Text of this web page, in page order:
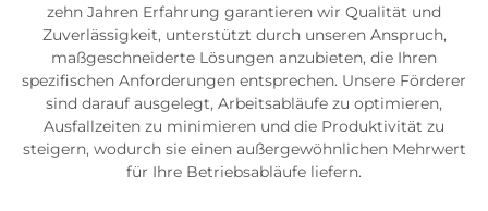
zehn Jahren Erfahrung garantieren wir Qualität und
Zuverlässigkeit, unterstützt durch unseren Anspruch,
maßgeschneiderte Lösungen anzubieten, die Ihren
spezifischen Anforderungen entsprechen. Unsere Förderer
sind darauf ausgelegt, Arbeitsabläufe zu optimieren,
Ausfallzeiten zu minimieren und die Produktivität zu
steigern, wodurch sie einen außergewöhnlichen Mehrwert
für Ihre Betriebsabläufe liefern.